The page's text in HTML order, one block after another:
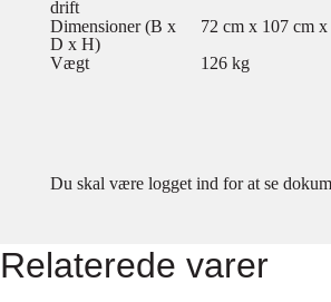
drift
Dimensioner (B x
D x H)
72 cm x 107 cm
Vægt
126 kg
Du skal være logget ind for at se
Relaterede varer